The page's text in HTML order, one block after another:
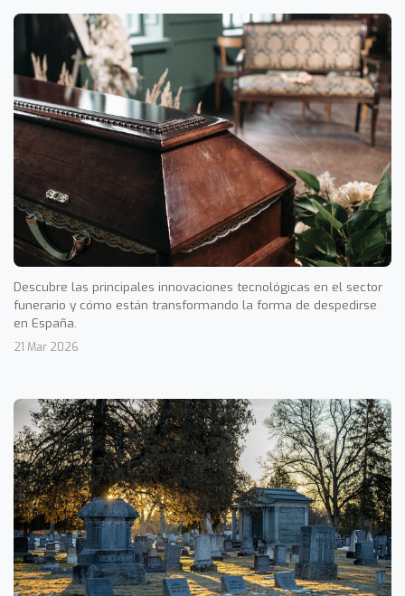
Descubre las principales innovaciones tecnológicas en el sector
funerario y cómo están transformando la forma de despedirse
en España.
21 Mar 2026